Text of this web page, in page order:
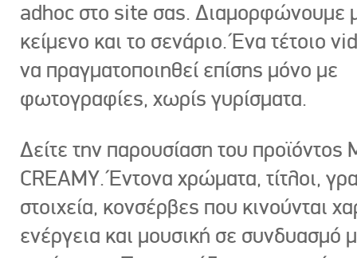
adhoc στο site σας. Διαμορφώνουμε
κείμενο και το σενάριο. Ένα τέτοιο
να πραγματοποιηθεί επίσης μόνο με
φωτογραφίες, χωρίς γυρίσματα.
Δείτε την παρουσίαση του προϊόντος
CREAMY. Έντονα χρώματα, τίτλοι,
στοιχεία, κονσέρβες που κινούνται
ενέργεια και μουσική σε συνδυασμό